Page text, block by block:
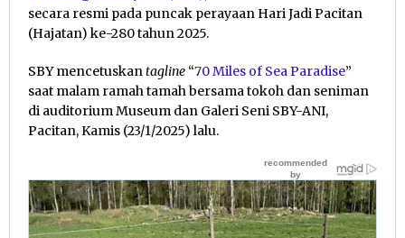
secara resmi pada puncak perayaan Hari Jadi Pacitan
(Hajatan) ke-280 tahun 2025.
SBY mencetuskantagline “70 Miles of Sea Paradise”
saat malam ramah tamah bersama tokoh dan seniman
di auditorium Museum dan Galeri Seni SBY-ANI,
Pacitan, Kamis (23/1/2025) lalu.